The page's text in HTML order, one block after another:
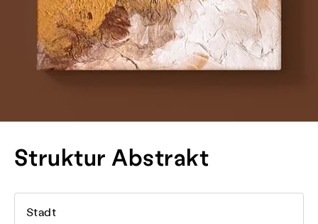
Struktur Abstrakt
Stadt